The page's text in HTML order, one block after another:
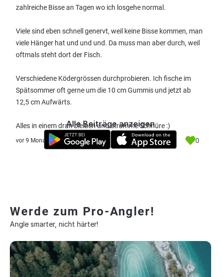
zahlreiche Bisse an Tagen wo ich losgehe normal.
Viele sind eben schnell genervt, weil keine Bisse kommen, man
viele Hänger hat und und und. Da muss man aber durch, weil
oftmals steht dort der Fisch.
Verschiedene Ködergrössen durchprobieren. Ich fische im
Spätsommer oft gerne um die 10 cm Gummis und jetzt ab
12,5 cm Aufwärts.
Alles in einem dran bleiben und stramme Schnüre :)
vor 9 Monate 0
Alle Beiträge anzeigen
Werde zum Pro-Angler!
Angle smarter, nicht härter!